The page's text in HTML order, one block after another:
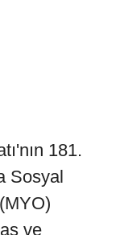
181.
Sosyal
ve